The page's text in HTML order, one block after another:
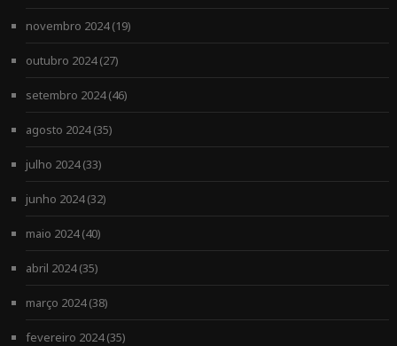
novembro 2024(19)
outubro 2024(27)
setembro 2024(46)
agosto 2024(35)
julho 2024(33)
junho 2024(32)
maio 2024(40)
abril 2024(35)
março 2024(38)
fevereiro 2024(35)